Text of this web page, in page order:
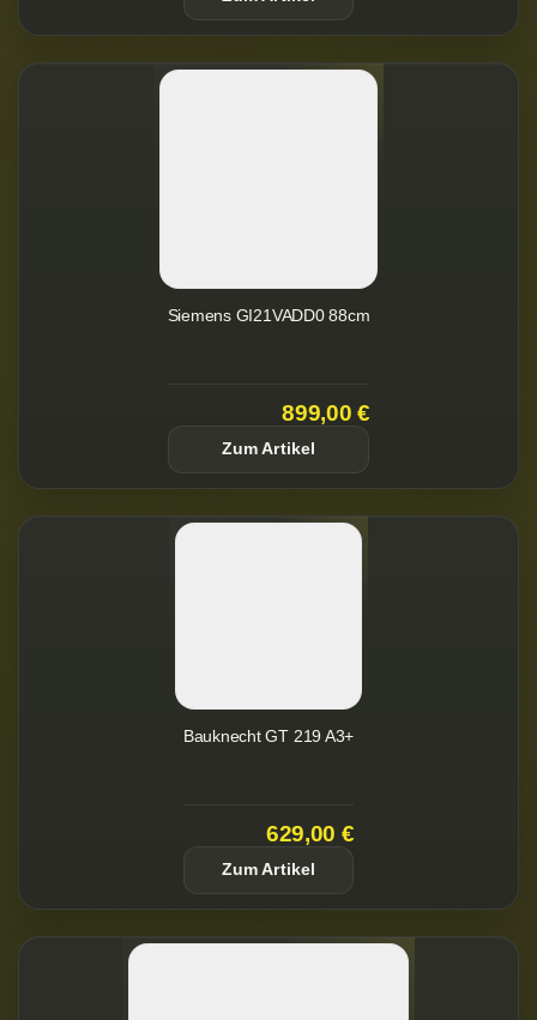
Siemens GI21VADD0 88cm
899,00 €
Zum Artikel
Bauknecht GT 219 A3+
629,00 €
Zum Artikel